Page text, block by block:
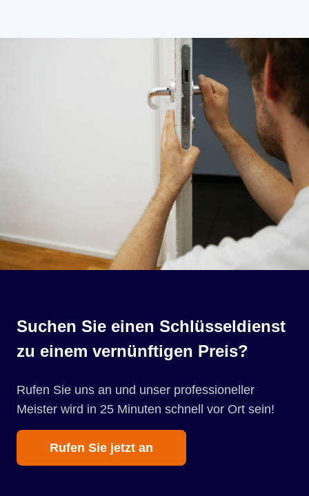
Suchen Sie einen Schlüsseldienst
zu einem vernünftigen Preis?
Rufen Sie uns an und unser professioneller
Meister wird in 25 Minuten schnell vor Ort sein!
Rufen Sie jetzt an